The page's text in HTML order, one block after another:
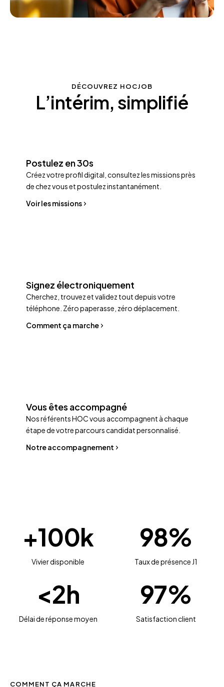
DÉCOUVREZ HOCJOB
L’intérim, simplifié
Postulez en 30s
Créez votre profil digital, consultez les missions près
de chez vous et postulez instantanément.
Voir les missions
Signez électroniquement
Cherchez, trouvez et validez tout depuis votre
téléphone. Zéro paperasse, zéro déplacement.
Comment ça marche
Vous êtes accompagné
Nos référents HOC vous accompagnent à chaque
étape de votre parcours candidat personnalisé.
Notre accompagnement
+100k
Vivier disponible
98%
Taux de présence J1
<2h
Délai de réponse moyen
97%
Satisfaction client
COMMENT ÇA MARCHE